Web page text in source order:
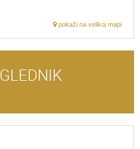
pokaži na velikoj mapi